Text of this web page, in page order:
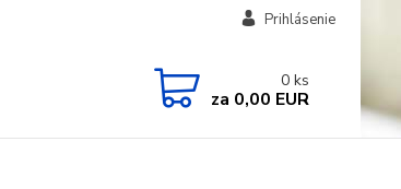
Prihlásenie
0 ks
za 0,00 EUR